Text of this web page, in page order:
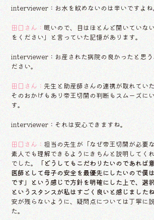
interviewer：お水を飲めないのは辛いですよね
田口さん： 眠いので、目はほとんど開いていな
をください」と言っていた記憶があります。
interviewer：お産された病院の良かったと思う
ださい。
田口さん： 先生と助産師さんの連携が取れてい
そのおかげもあり帝王切開の判断もスムーズに
す。
interviewer：それは安心できますね。
田口さん： 担当の先生が「なぜ帝王切開が必要
素人でも理解できるようにきちんと説明してく
でした。
「どうしてもこだわりたいのであれば
医師として母子の安全を最優先にしたいので僕
です」という感じで方針を明確にした上で、選
というスタンスが私はすごく良いと感じました
安が残らないように、疑問点については丁寧に
た。